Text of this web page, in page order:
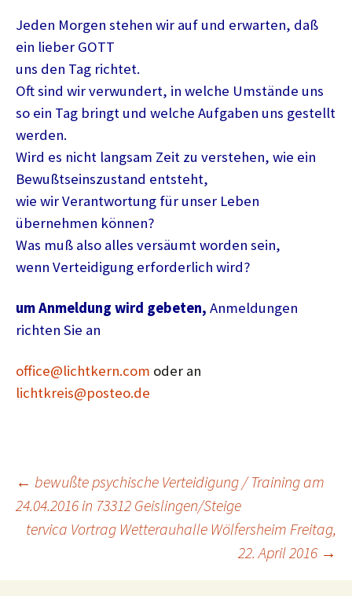
Jeden Morgen stehen wir auf und erwarten, daß
ein lieber GOTT
uns den Tag richtet.
Oft sind wir verwundert, in welche Umstände uns
so ein Tag bringt und welche Aufgaben uns gestellt
werden.
Wird es nicht langsam Zeit zu verstehen, wie ein
Bewußtseinszustand entsteht,
wie wir Verantwortung für unser Leben
übernehmen können?
Was muß also alles versäumt worden sein,
wenn Verteidigung erforderlich wird?
um Anmeldung wird gebeten, Anmeldungen
richten Sie an
office@lichtkern.com oder an
lichtkreis@posteo.de
Beitragsnavigation
← bewußte psychische Verteidigung / Training am
24.04.2016 in 73312 Geislingen/Steige
tervica Vortrag Wetterauhalle Wölfersheim Freitag,
22. April 2016 →